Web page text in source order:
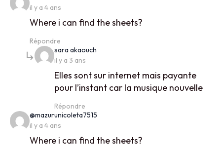
il y a 4 ans
Where i can find the sheets?
Répondre
sara akaouch
il y a 3 ans
Elles sont sur internet mais payante
pour l’instant car la musique nouvelle
Répondre
@mazurunicoleta7515
il y a 4 ans
Where i can find the sheets?